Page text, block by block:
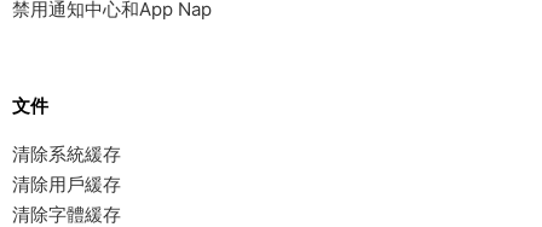
禁用通知中心和App Nap
文件
清除系統緩存
清除用戶緩存
清除字體緩存